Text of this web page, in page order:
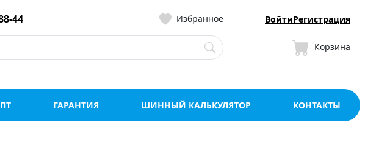
и в розницу со склада в
44 Избранное ВойтиРегистрация
Корзина
ГАРАНТИЯ ШИННЫЙ КАЛЬКУЛЯТОР КОНТАКТЫ